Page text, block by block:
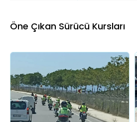
Öne Çıkan Sürücü Kursları